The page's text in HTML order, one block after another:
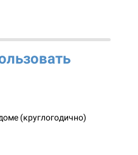
(круглогодично)